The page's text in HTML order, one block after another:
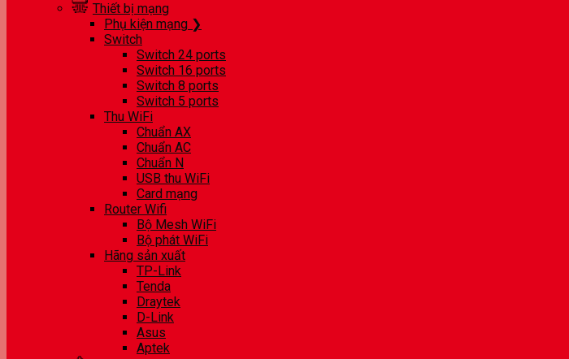
Thiết bị mạng
Phụ kiện mạng ❯
Switch
Switch 24 ports
Switch 16 ports
Switch 8 ports
Switch 5 ports
Thu WiFi
Chuẩn AX
Chuẩn AC
Chuẩn N
USB thu WiFi
Card mạng
Router Wifi
Bộ Mesh WiFi
Bộ phát WiFi
Hãng sản xuất
TP-Link
Tenda
Draytek
D-Link
Asus
Aptek